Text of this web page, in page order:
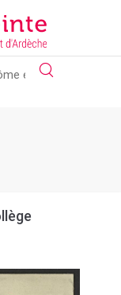
)
default styling